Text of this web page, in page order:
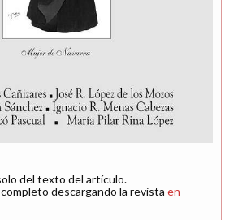
del texto del artículo.
descargando la revista en